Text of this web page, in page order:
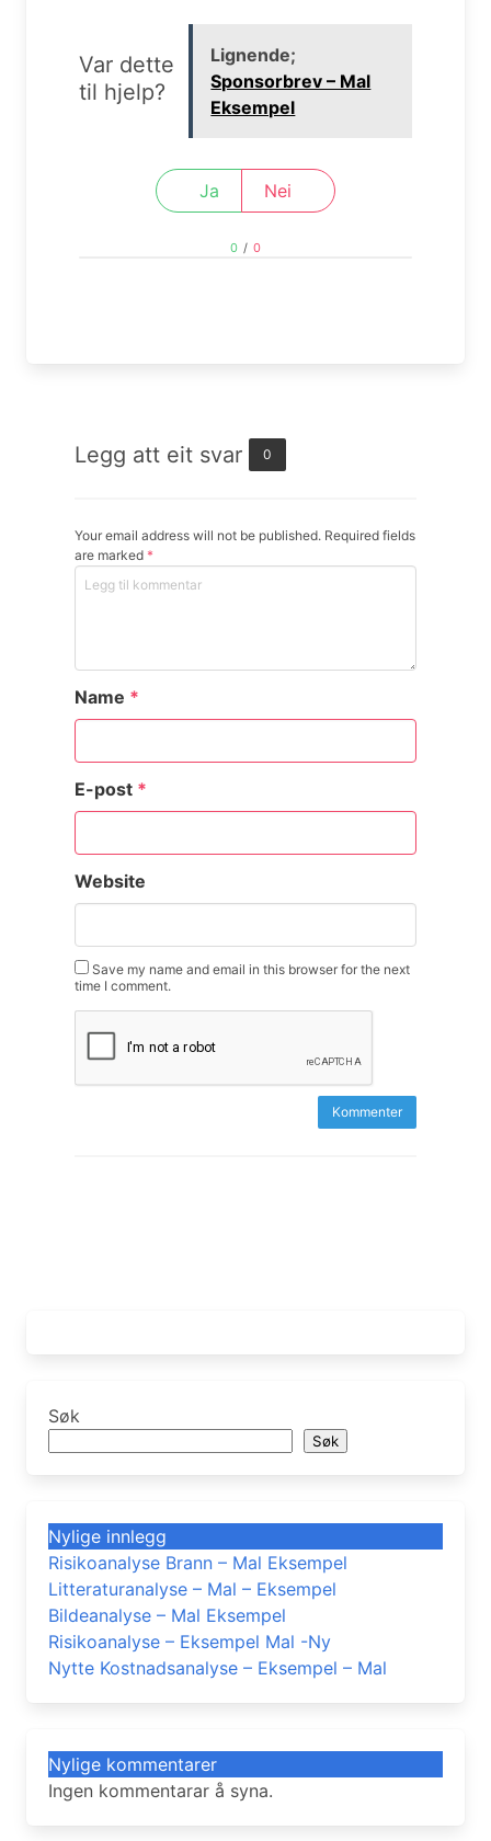
Var dette
til hjelp?
Lignende;
Sponsorbrev – Mal
Eksempel
Ja Nei
0 / 0
Legg att eit svar 0
Your email address will not be published. Required fields
are marked *
Name *
E-post *
Website
Save my name and email in this browser for the next
time I comment.
Søk
Søk
Nylige innlegg
Risikoanalyse Brann – Mal Eksempel
Litteraturanalyse – Mal – Eksempel
Bildeanalyse – Mal Eksempel
Risikoanalyse – Eksempel Mal -Ny
Nytte Kostnadsanalyse – Eksempel – Mal
Nylige kommentarer
Ingen kommentarar å syna.